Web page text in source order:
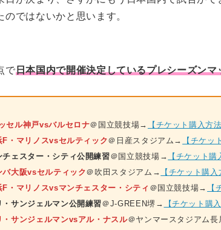
のではないかと思います。
で日本国内で開催決定しているプレシーズン
セル神戸vsバルセロナ＠国立競技場→
【チケット購入方法
F・マリノスvsセルティック＠日産スタジアム→
【チケッ
チェスター・シティ公開練習＠国立競技場→
【チケット購
バ大阪vsセルティック＠吹田スタジアム→
【チケット購入
F・マリノスvsマンチェスター・シティ ＠国立競技場→
【
・サンジェルマン公開練習＠J-GREEN堺→
【チケット購
・サンジェルマンvsアル・ナスル＠ヤンマースタジアム